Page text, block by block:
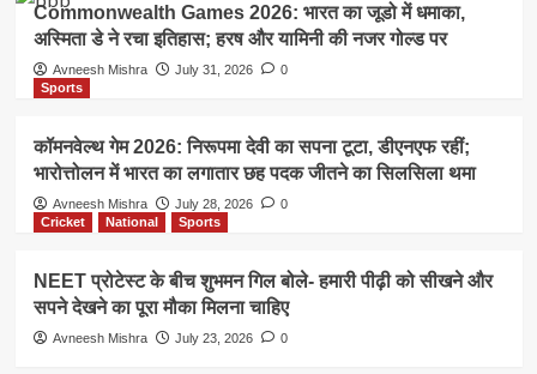
Commonwealth Games 2026: भारत का जूडो में धमाका,
अस्मिता डे ने रचा इतिहास; हरष और यामिनी की नजर गोल्ड पर
Avneesh Mishra July 31, 2026
0
Sports
कॉमनवेल्थ गेम 2026: निरूपमा देवी का सपना टूटा, डीएनएफ रहीं;
भारोत्तोलन में भारत का लगातार छह पदक जीतने का सिलसिला थमा
Avneesh Mishra July 28, 2026
0
Cricket
National Sports
NEET प्रोटेस्ट के बीच शुभमन गिल बोले- हमारी पीढ़ी को सीखने और
सपने देखने का पूरा मौका मिलना चाहिए
Avneesh Mishra July 23, 2026 0